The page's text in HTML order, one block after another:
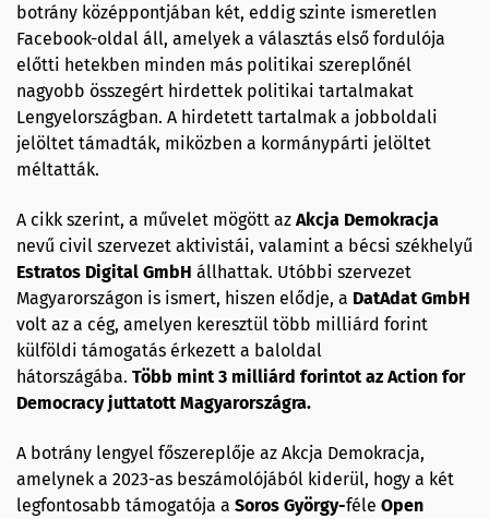
botrány középpontjában két, eddig szinte ismeretlen
Facebook-oldal áll, amelyek a választás első fordulója
előtti hetekben minden más politikai szereplőnél
nagyobb összegért hirdettek politikai tartalmakat
Lengyelországban. A hirdetett tartalmak a jobboldali
jelöltet támadták, miközben a kormánypárti jelöltet
méltatták.
A cikk szerint, a művelet mögött az Akcja Demokracja
nevű civil szervezet aktivistái, valamint a bécsi székhelyű
Estratos Digital GmbH állhattak. Utóbbi szervezet
Magyarországon is ismert, hiszen elődje, a DatAdat GmbH
volt az a cég, amelyen keresztül több milliárd forint
külföldi támogatás érkezett a baloldal
hátországába. Több mint 3 milliárd forintot az Action for
Democracy juttatott Magyarországra.
A botrány lengyel főszereplője az Akcja Demokracja,
amelynek a 2023-as beszámolójából kiderül, hogy a két
legfontosabb támogatója a Soros György-féle Open